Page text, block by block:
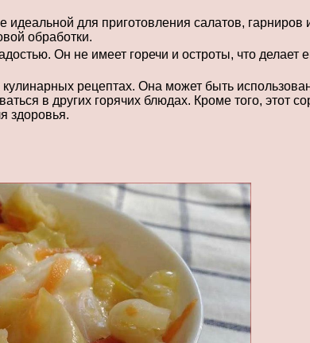
для приготовления салатов, гарниров
обработки.
Он не имеет горечи и остроты, что делает
рецептах. Она может быть
в других горячих блюдах. Кроме того, этот
здоровья.